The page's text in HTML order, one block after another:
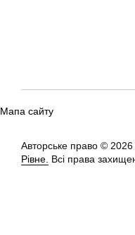
Мапа сайту
Авторське право © 2026
Рівне. Всі права